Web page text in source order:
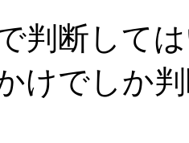
判断して
けでしか